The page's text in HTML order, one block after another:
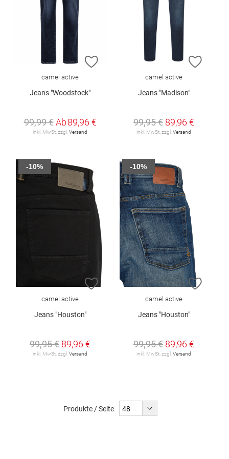
ZUR WUNSCHLISTE HINZUFÜGEN
camel active
Jeans "Woodstock"
99,99 € Ab89,96 €
inkl. MwSt. zzgl. Versand
ZUR
camel active
Jeans "Madison"
99,95 € 89,96 €
inkl. MwSt. zzgl. Versand
ZUR WUNSCHLISTE HINZUFÜGEN
camel active
Jeans "Houston"
99,95 € 89,96 €
inkl. MwSt. zzgl. Versand
-10%
ZUR
camel active
Jeans "Houston"
99,95 € 89,96 €
inkl. MwSt. zzgl. Versand
-10%
Produkte / Seite